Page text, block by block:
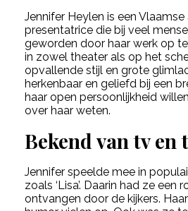
Jennifer Heylen is een
presentatrice die bij veel
geworden door haar werk op
in zowel theater als op het
opvallende stijl en grote
herkenbaar en geliefd bij een
haar open persoonlijkheid
over haar weten.
Bekend van tv en
Jennifer speelde mee in
zoals ‘Lisa’. Daarin had ze een
ontvangen door de kijkers.